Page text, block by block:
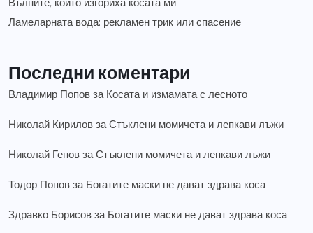
Вълните, които изгориха косата ми
Ламеларната вода: рекламен трик или спасение
Последни коментари
Владимир Попов за Косата и измамата с лесното
Николай Кирилов заСтъклени момичета и лепкави лъжи
Николай Генов заСтъклени момичета и лепкави лъжи
Тодор Попов за Богатите маски не дават здрава коса
Здравко Борисов за Богатите маски не дават здрава коса